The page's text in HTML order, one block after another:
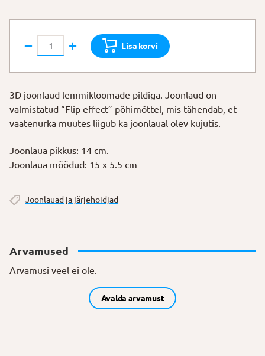
joonlaud
"Sõbrad"
Lisa korvi
3D joonlaud lemmikloomade pildiga. Joonlaud on
valmistatud “Flip effect” põhimõttel, mis tähendab, et
vaatenurka muutes liigub ka joonlaual olev kujutis.
Joonlaua pikkus: 14 cm.
Joonlaua mõõdud: 15 x 5.5 cm
Joonlauad ja järjehoidjad
Arvamused
Arvamusi veel ei ole.
Avalda arvamust